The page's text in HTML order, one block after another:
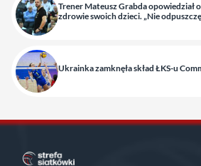
Trener Mateusz Grabda opowiedział
zdrowie swoich dzieci. „Nie
Ukrainka zamknęła skład ŁKS-u